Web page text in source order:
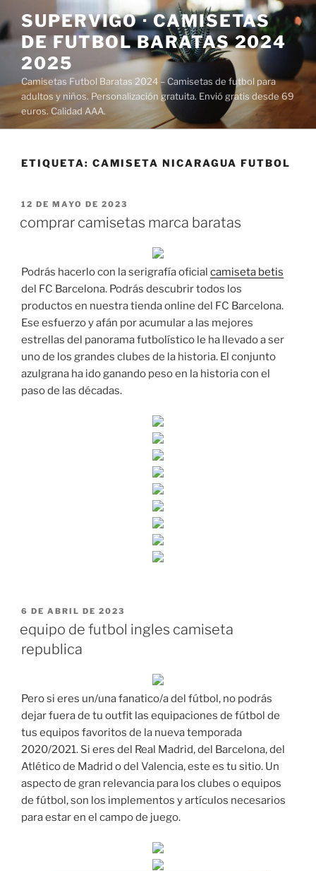
al
contenido
SUPERVIGO · CAMISETAS
DE FUTBOL BARATAS 2024
2025
Camisetas Futbol Baratas 2024 – Camisetas de futbol para
adultos y niños. Personalización gratuita. Envió gratis desde 69
euros. Calidad AAA.
ETIQUETA: CAMISETA NICARAGUA FUTBOL
PUBLICADO
12 DE MAYO DE 2023
comprar camisetas marca baratas
Podrás hacerlo con la serigrafía oficial camiseta betis
del FC Barcelona. Podrás descubrir todos los
productos en nuestra tienda online del FC Barcelona.
Ese esfuerzo y afán por acumular a las mejores
estrellas del panorama futbolístico le ha llevado a ser
uno de los grandes clubes de la historia. El conjunto
azulgrana ha ido ganando peso en la historia con el
paso de las décadas.
PUBLICADO
6 DE ABRIL DE 2023
equipo de futbol ingles camiseta
republica
Pero si eres un/una fanatico/a del fútbol, no podrás
dejar fuera de tu outfit las equipaciones de fútbol de
tus equipos favoritos de la nueva temporada
2020/2021. Si eres del Real Madrid, del Barcelona, del
Atlético de Madrid o del Valencia, este es tu sitio. Un
aspecto de gran relevancia para los clubes o equipos
de fútbol, son los implementos y artículos necesarios
para estar en el campo de juego.